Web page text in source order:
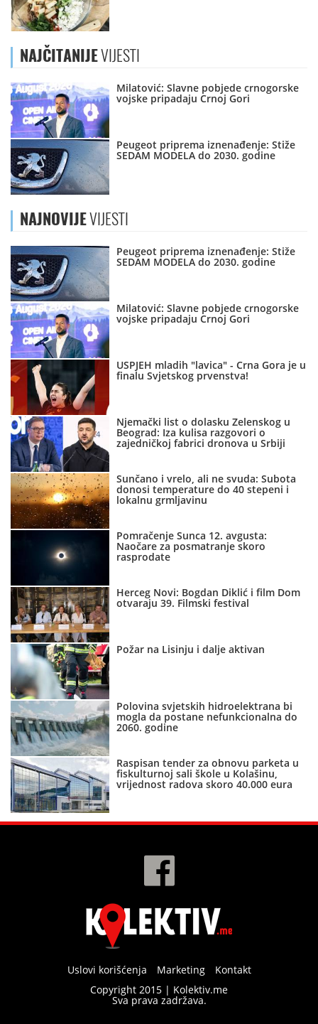
NAJČITANIJEVIJESTI
Milatović: Slavne pobjede crnogorske
vojske pripadaju Crnoj Gori
Peugeot priprema iznenađenje: Stiže
SEDAM MODELA do 2030. godine
NAJNOVIJEVIJESTI
Peugeot priprema iznenađenje: Stiže
SEDAM MODELA do 2030. godine
Milatović: Slavne pobjede crnogorske
vojske pripadaju Crnoj Gori
USPJEH mladih "lavica" - Crna Gora je u
finalu Svjetskog prvenstva!
Njemački list o dolasku Zelenskog u
Beograd: Iza kulisa razgovori o
zajedničkoj fabrici dronova u Srbiji
Sunčano i vrelo, ali ne svuda: Subota
donosi temperature do 40 stepeni i
lokalnu grmljavinu
Pomračenje Sunca 12. avgusta:
Naočare za posmatranje skoro
rasprodate
Herceg Novi: Bogdan Diklić i film Dom
otvaraju 39. Filmski festival
Požar na Lisinju i dalje aktivan
Polovina svjetskih hidroelektrana bi
mogla da postane nefunkcionalna do
2060. godine
Raspisan tender za obnovu parketa u
fiskulturnoj sali škole u Kolašinu,
vrijednost radova skoro 40.000 eura
Uslovi korišćenja Marketing
Kontakt
Copyright 2015 | Kolektiv.me
Sva prava zadržava.